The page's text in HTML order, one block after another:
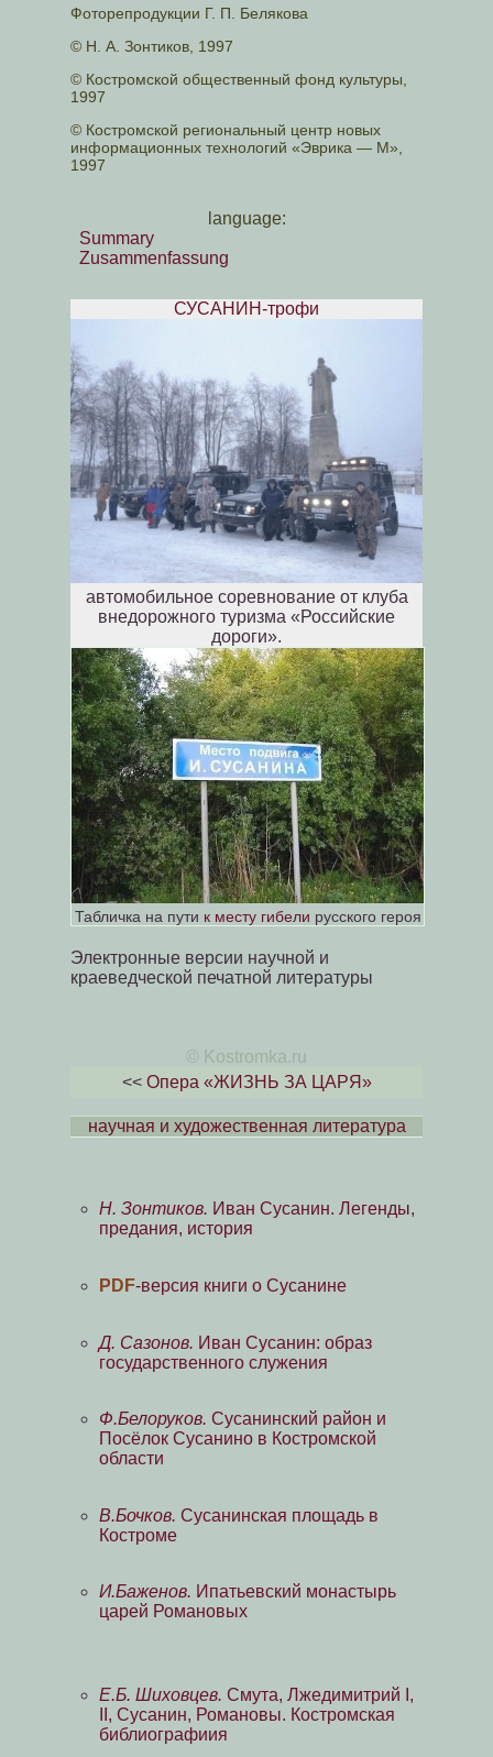
Фоторепродукции Г. П. Белякова
© Н. А. Зонтиков, 1997
© Костромской общественный фонд культуры,
1997
© Костромской региональный центр новых
информационных технологий «Эврика — М»,
1997
language:
Summary
Zusammenfassung
СУСАНИН-трофи
автомобильное соревнование от клуба
внедорожного туризма «Российские
дороги».
Табличка на пути к месту гибели русского героя
Электронные версии научной и
краеведческой печатной литературы
© Kostromka.ru
<< Опера «ЖИЗНЬ ЗА ЦАРЯ»
научная и художественная литература
Н. Зонтиков. Иван Сусанин. Легенды,
предания, история
PDF-версия книги о Сусанине
Д. Сазонов. Иван Сусанин: образ
государственного служения
Ф.Белоруков. Сусанинский район и
Посёлок Сусанино в Костромской
области
В.Бочков. Сусанинская площадь в
Костроме
И.Баженов. Ипатьевский монастырь
царей Романовых
Е.Б. Шиховцев. Смута, Лжедимитрий I,
II, Сусанин, Романовы. Костромская
библиографиия